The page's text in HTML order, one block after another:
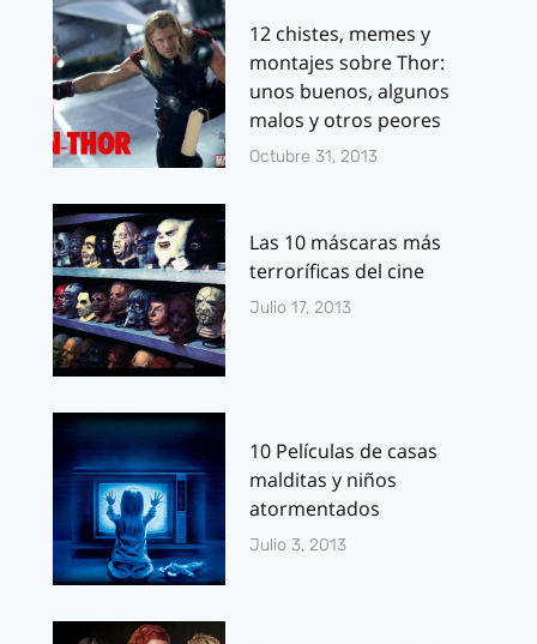
12 chistes, memes y
montajes sobre Thor:
unos buenos, algunos
malos y otros peores
Octubre 31, 2013
Las 10 máscaras más
terroríficas del cine
Julio 17, 2013
10 Películas de casas
malditas y niños
atormentados
Julio 3, 2013